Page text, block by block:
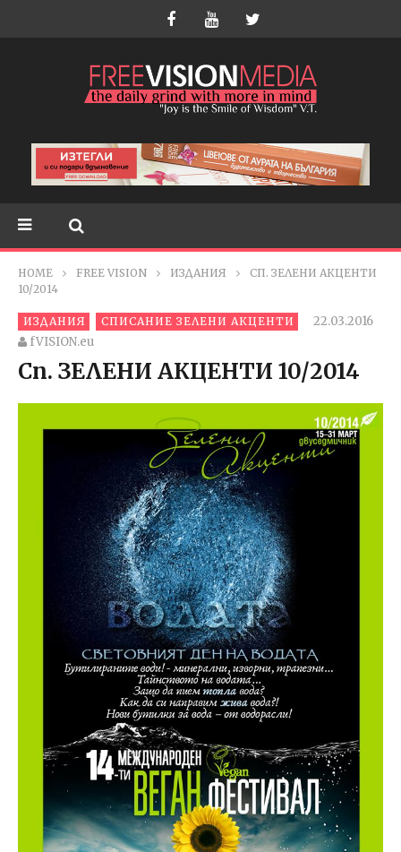
HOME FREE VISION ИЗДАНИЯ
СП. ЗЕЛЕНИ АКЦЕНТИ
10/2014
ИЗДАНИЯ СПИСАНИЕ ЗЕЛЕНИ АКЦЕНТИ
22.03.2016
fVISION.eu
Сп. ЗЕЛЕНИ АКЦЕНТИ 10/2014